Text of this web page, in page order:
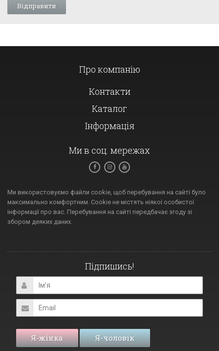
Про компанію
Контакти
Каталог
Інформація
Ми в соц. мережах
Ми використовуємо файли cookie, щоб перебування на сайті було
максимально комфортним. Cookie не містять ніякої особистої
інформації про вас. Перебування на сайті передбачає згоду зі
збором деяких даних.
Підпишись!
Я-жінка Я-чоловік